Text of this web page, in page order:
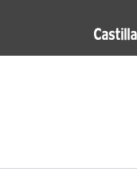
Pasar al contenido